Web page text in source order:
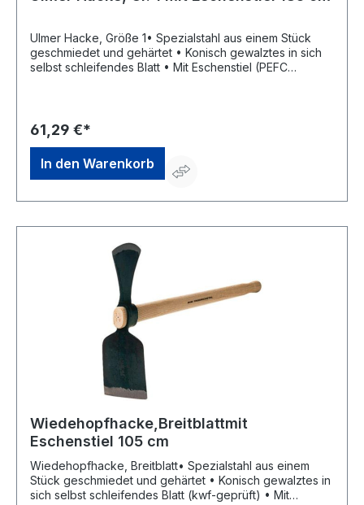
Ulmer Hacke, Größe 1• Spezialstahl aus einem Stück
geschmiedet und gehärtet • Konisch gewalztes in sich
selbst schleifendes Blatt • Mit Eschenstiel (PEFC
61,29 €*
In den Warenkorb
Wiedehopfhacke,Breitblattmit
Eschenstiel 105 cm
Wiedehopfhacke, Breitblatt• Spezialstahl aus einem
Stück geschmiedet und gehärtet • Konisch gewalztes in
sich selbst schleifendes Blatt (kwf-geprüft) • Mit